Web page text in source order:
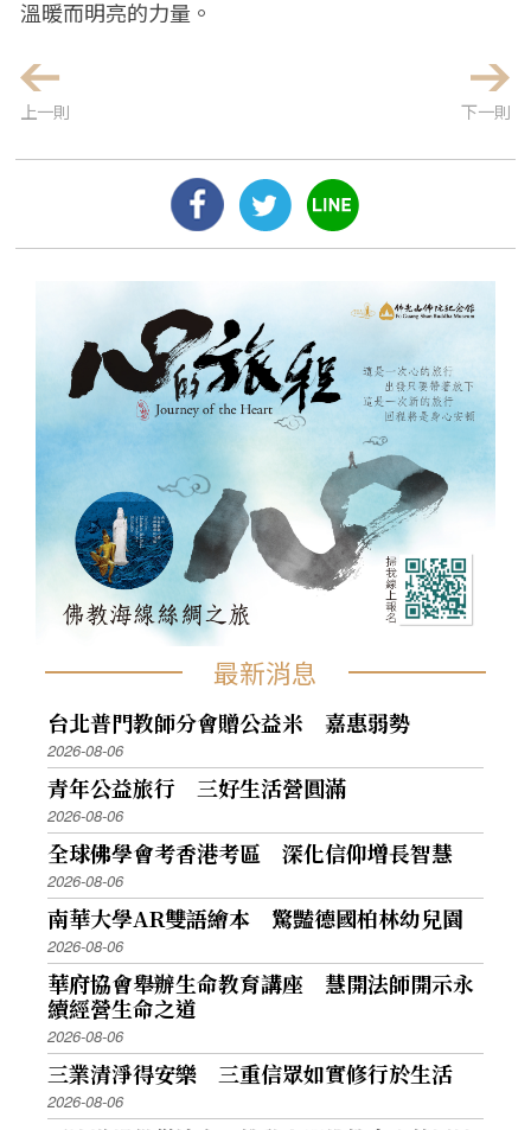
溫暖而明亮的力量。
上一則 下一則
最新消息
台北普門教師分會贈公益米 嘉惠弱勢
2026-08-06
青年公益旅行 三好生活營圓滿
2026-08-06
全球佛學會考香港考區 深化信仰增長智慧
2026-08-06
南華大學AR雙語繪本 驚豔德國柏林幼兒園
2026-08-06
華府協會舉辦生命教育講座 慧開法師開示永
續經營生命之道
2026-08-06
三業清淨得安樂 三重信眾如實修行於生活
2026-08-06